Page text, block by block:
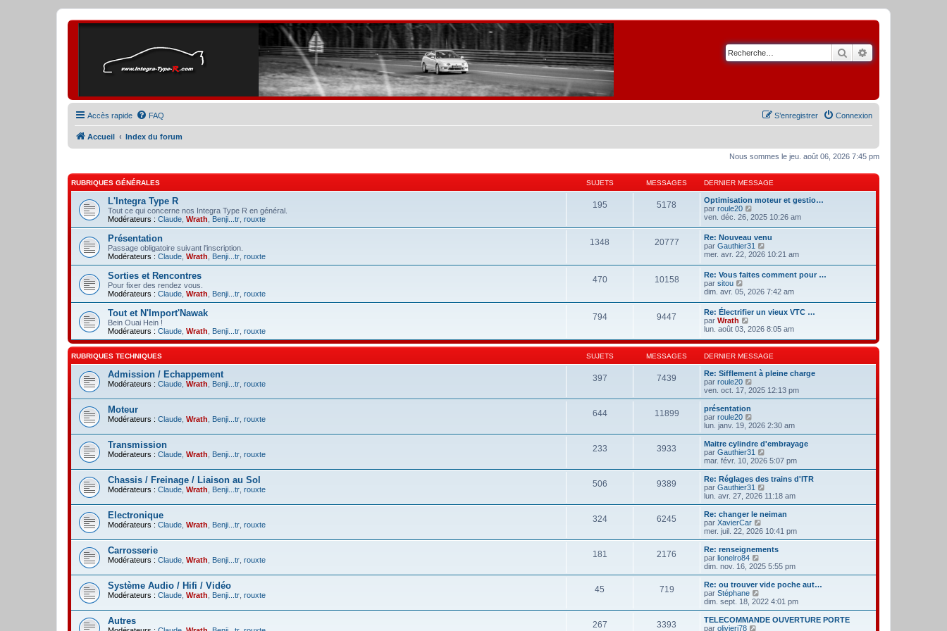
Rechercher
Accès rapide FAQ Connexion
S’enregistrer
Accueil Index du forum
Nous sommes le jeu. août 06, 2026 7:45 pm
RUBRIQUES GÉNÉRALES SUJETS MESSAGES DERNIER MESSAGE
L'Integra Type R
Tout ce qui concerne nos Integra Type R en général.
Modérateurs : Claude Wrath Benji...tr rouxte
195 5178
Optimisation moteur et gestio…
par roule20
o
l
e
d
e
r
i
e
r
m
e
s
s
g
ven. déc. 26, 2025 10:26 am
Présentation
Passage obligatoire suivant l'inscription.
Modérateurs : Claude Wrath Benji...tr rouxte
1348 20777
Re: Nouveau venu
par Gauthier31
o
l
e
d
e
r
i
e
r
m
e
s
s
a
g
mer. avr. 22, 2026 10:21 am
Sorties et Rencontres
Pour fixer des rendez vous.
Modérateurs : Claude Wrath Benji...tr rouxte
470 10158
Re: Vous faites comment pour …
par sitou
o
r
l
e
d
e
r
n
i
e
r
m
e
s
s
a
g
e
dim. avr. 05, 2026 7:42 am
Tout et N'Import'Nawak
Bein Ouai Hein !
Modérateurs : Claude Wrath Benji...tr rouxte
794 9447
Re: Électrifier un vieux VTC …
par Wrath
o
r
l
d
e
r
n
e
r
m
e
s
s
a
g
e
lun. août 03, 2026 8:05 am
RUBRIQUES TECHNIQUES SUJETS MESSAGES DERNIER MESSAGE
Admission / Echappement
Modérateurs : Claude Wrath Benji...tr rouxte
397 7439
Re: Sifflement à pleine charge
par roule20
o
i
e
r
n
i
r
m
e
s
s
a
g
e
ven. oct. 17, 2025 12:13 pm
Moteur
Modérateurs : Claude Wrath Benji...tr rouxte
644 11899
présentation
par roule20
o
i
r
l
e
r
n
i
r
m
e
s
s
a
g
e
lun. janv. 19, 2026 2:30 am
Transmission
Modérateurs : Claude Wrath Benji...tr rouxte
233 3933
Maitre cylindre d'embrayage
par Gauthier31
o
i
r
e
e
r
n
i
r
e
s
s
g
e
mar. févr. 10, 2026 5:07 pm
Chassis / Freinage / Liaison au Sol
Modérateurs : Claude Wrath Benji...tr rouxte
506 9389
Re: Réglages des trains d'ITR
par Gauthier31
o
i
r
e
r
n
i
r
e
s
s
lun. avr. 27, 2026 11:18 am
Electronique
Modérateurs : Claude Wrath Benji...tr rouxte
324 6245
Re: changer le neiman
par XavierCar
o
i
r
e
e
r
n
i
r
mer. juil. 22, 2026 10:41 pm
Carrosserie
Modérateurs : Claude Wrath Benji...tr rouxte
181 2176
Re: renseignements
par lionelro84
o
i
r
e
e
r
dim. nov. 16, 2025 5:55 pm
Système Audio / Hifi / Vidéo
Modérateurs : Claude Wrath Benji...tr rouxte
45 719
Re: ou trouver vide poche aut…
par Stéphane
o
i
r
dim. sept. 18, 2022 4:01 pm
Autres 267 3393
TELECOMMANDE OUVERTURE PORTE
par olivierj78